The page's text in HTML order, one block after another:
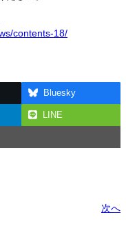
contents-18/
Bluesky
LINE
次へ